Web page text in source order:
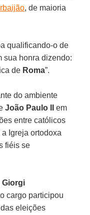
, de maioria
qualificando-o de
sua honra dizendo:
de Roma”.
do ambiente
João Paulo II
em
entre católicos
Igreja ortodoxa
fiéis se
Giorgi
cargo participou
eleições